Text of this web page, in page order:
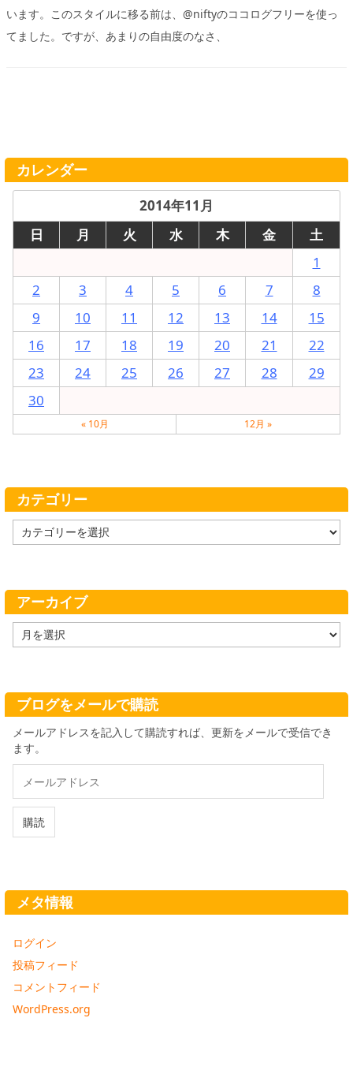
います。このスタイルに移る前は、@niftyのココログフリーを使っ
てました。ですが、あまりの自由度のなさ、
カレンダー
2014年11月
日
月 火 水 木 金
土
1
2
3 4 5 6 7
8
9
10 11 12 13 14
15
16
17 18 19 20 21
22
23
24 25 26 27 28
29
30
« 10月 12月 »
カテゴリー
テ
ー
アーカイブ
ー
ブ
ブログをメールで購読
メールアドレスを記入して購読すれば、更新をメールで受信でき
ます。
ル
ド
購読
メタ情報
ログイン
投稿フィード
コメントフィード
WordPress.org